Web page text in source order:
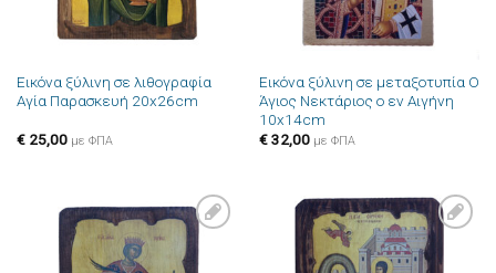
Εικόνα ξύλινη σε λιθογραφία
Αγία Παρασκευή 20x26cm
€25,00 με ΦΠΑ
Εικόνα ξύλινη σε μεταξοτυπία Ο
Άγιος Νεκτάριος ο εν Αιγήνη
10x14cm
€32,00 με ΦΠΑ
Πρόσθήκη
στην λίστα
Πρόσθήκη
στην λίστα